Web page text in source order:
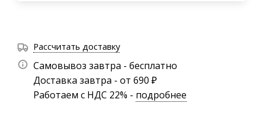
Рассчитать доставку
Самовывоз завтра - бесплатно
Доставка завтра - от 690 ₽
Работаем с НДС 22% - подробнее